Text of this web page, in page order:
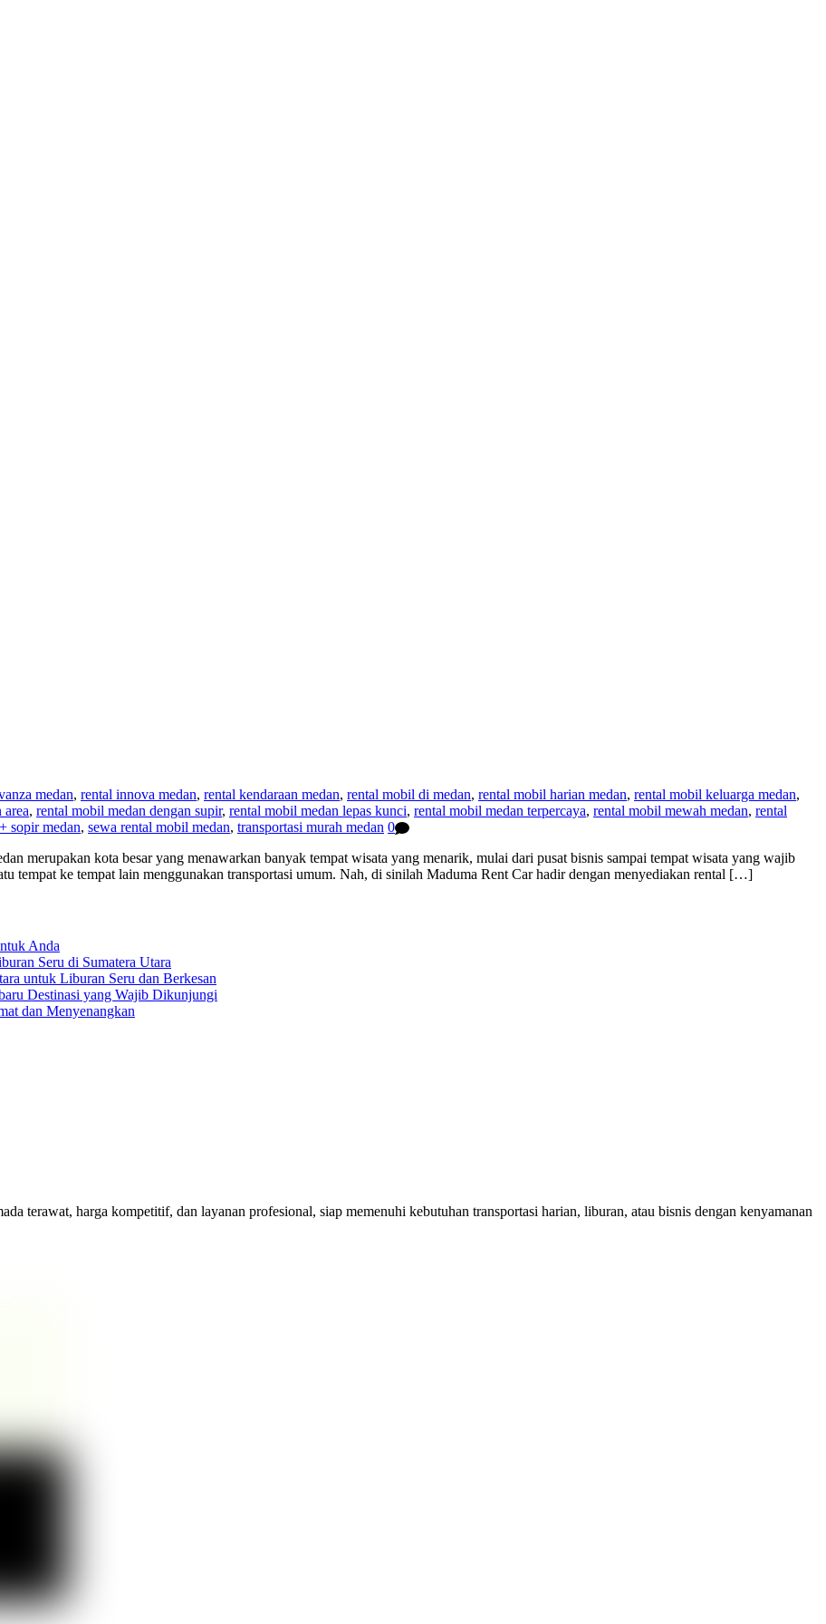
medan, rental innova medan, rental kendaraan medan, rental mobil di medan, rental mobil harian medan, rental mobil keluarga medan,
area, rental mobil medan dengan supir, rental mobil medan lepas kunci, rental mobil medan terpercaya, rental mobil mewah medan, rental
sopir medan, sewa rental mobil medan, transportasi murah medan 0
merupakan kota besar yang menawarkan banyak tempat wisata yang menarik, mulai dari pusat bisnis sampai tempat wisata yang wajib
tempat ke tempat lain menggunakan transportasi umum. Nah, di sinilah Maduma Rent Car hadir dengan menyediakan rental […]
Anda
Seru di Sumatera Utara
untuk Liburan Seru dan Berkesan
Destinasi yang Wajib Dikunjungi
dan Menyenangkan
terawat, harga kompetitif, dan layanan profesional, siap memenuhi kebutuhan transportasi harian, liburan, atau bisnis dengan kenyamanan